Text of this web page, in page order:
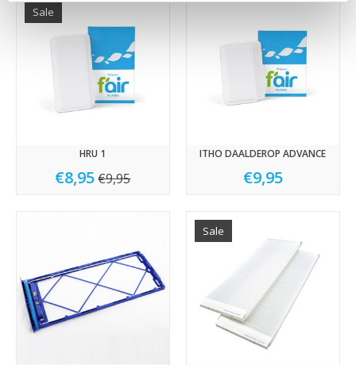
Sale
HRU 1
€8,95 €9,95
ITHO DAALDEROP ADVANCE
€9,95
Sale